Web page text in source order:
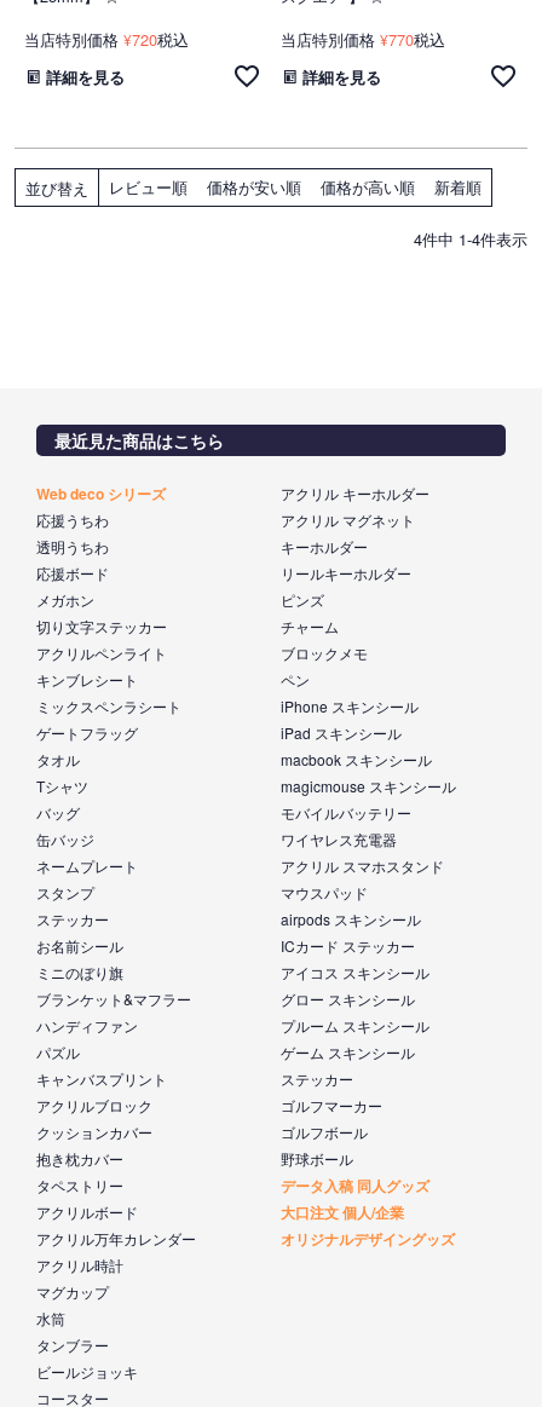
当店特別価格 ¥720税込
詳細を見る
当店特別価格 ¥770税込
詳細を見る
並び替え レビュー順 価格が安い順 価格が高い順 新着順
4件中 1-4件表示
最近見た商品はこちら
Web deco シリーズ
応援うちわ
透明うちわ
応援ボード
メガホン
切り文字ステッカー
アクリルペンライト
キンブレシート
ミックスペンラシート
ゲートフラッグ
タオル
Tシャツ
バッグ
缶バッジ
ネームプレート
スタンプ
ステッカー
お名前シール
ミニのぼり旗
ブランケット&マフラー
ハンディファン
パズル
キャンバスプリント
アクリルブロック
クッションカバー
抱き枕カバー
タペストリー
アクリルボード
アクリル万年カレンダー
アクリル時計
マグカップ
水筒
タンブラー
ビールジョッキ
コースター
アクリル キーホルダー
アクリル マグネット
キーホルダー
リールキーホルダー
ピンズ
チャーム
ブロックメモ
ペン
iPhone スキンシール
iPad スキンシール
macbook スキンシール
magicmouse スキンシール
モバイルバッテリー
ワイヤレス充電器
アクリル スマホスタンド
マウスパッド
airpods スキンシール
ICカード ステッカー
アイコス スキンシール
グロー スキンシール
プルーム スキンシール
ゲーム スキンシール
ステッカー
ゴルフマーカー
ゴルフボール
野球ボール
データ入稿 同人グッズ
大口注文 個人/企業
オリジナルデザイングッズ